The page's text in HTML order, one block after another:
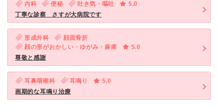
内科 便秘 吐き気・嘔吐
5.0
丁寧な診察 さすが大病院です
形成外科
顔面骨折
顔の形がおかしい・ゆがみ・麻痺
5.0
尊敬と感謝
耳鼻咽喉科 耳鳴り
5.0
画期的な耳鳴り治療